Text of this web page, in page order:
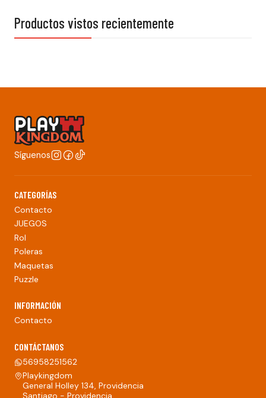
Productos vistos recientemente
Síguenos
CATEGORÍAS
Contacto
JUEGOS
Rol
Poleras
Maquetas
Puzzle
INFORMACIÓN
Contacto
CONTÁCTANOS
56958251562
Playkingdom
General Holley 134, Providencia
Santiago - Providencia